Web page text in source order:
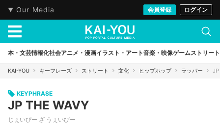
Our Media 会員登録 ログイン
本・文芸情報化社会アニメ・漫画イラスト・アート音楽・映像ゲームストリート
KAI-YOU キーフレーズ ストリート 文化 ヒップホップ ラッパー JP
KEYPHRASE
JP THE WAVY
じぇいぴー ざ うぇいびー